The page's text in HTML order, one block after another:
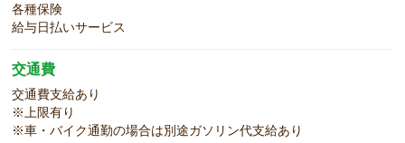
各種保険
給与日払いサービス
交通費
交通費支給あり
※上限有り
※車・バイク通勤の場合は別途ガソリン代支給あり